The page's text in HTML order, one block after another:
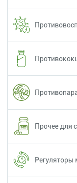
Прочее для
Регуляторы